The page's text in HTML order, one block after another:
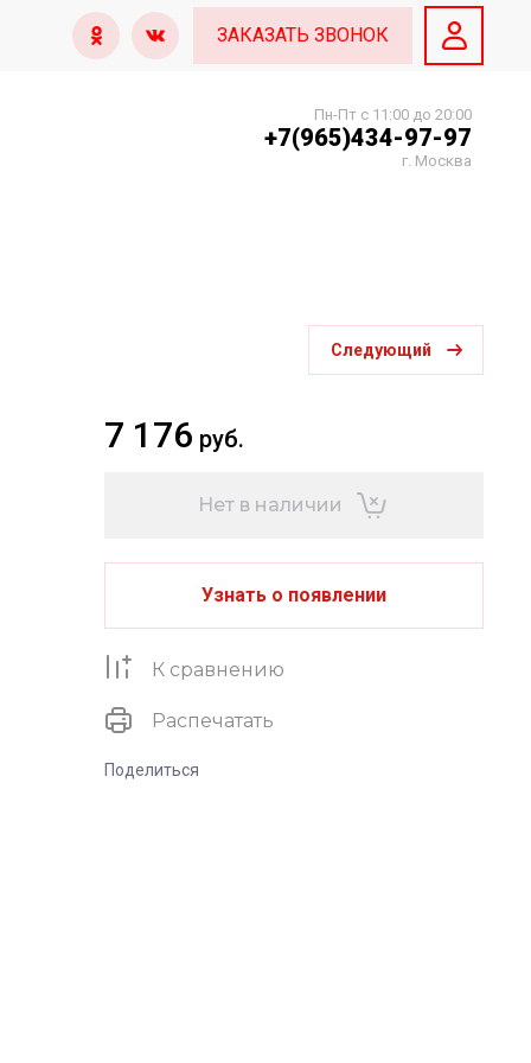
ЗАКАЗАТЬ ЗВОНОК
Пн-Пт с 11:00 до 20:00
+7(965)434-97-97
г. Москва
Следующий
7 176 руб.
Нет в наличии
Узнать о появлении
К сравнению
Поделиться
Распечатать